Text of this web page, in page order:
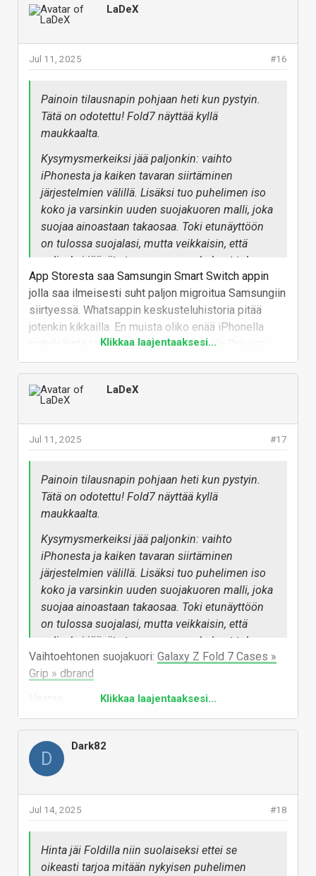
itselläni ja jaan mielelläni kokemuksia - kunhan
vekottimen saan käyttööni. Ihan kova, että saa uudet
puhelimeksi (en ostaisi tuon hintaista läppäriä),
mutta onneksi saa duunista melkein puoleen hintaan:
(?)
Kiinnostaa dex-käyttö myös 100% joten sillä tulee
Vastaa
LaDeX
#16
Jul 11, 2025
Painoin tilausnapin pohjaan heti kun pystyin.
Tätä on odotettu! Fold7 näyttää kyllä
maukkaalta.
Kysymysmerkeiksi jää paljonkin: vaihto
iPhonesta ja kaiken tavaran siirtäminen
järjestelmien välillä. Lisäksi tuo puhelimen iso
koko ja varsinkin uuden suojakuoren malli, joka
suojaa ainoastaan takaosaa. Toki etunäyttöön
on tulossa suojalasi, mutta veikkaisin, että
paljaaksi jäävät etuosan rungon kulmat tulee
ottamaan osumaa. Tässä käy varmasti
klassisesti, eli ensin ollaan olevinaan niin
varovaisia uuden puhelimen kanssa, kunnes se
into pikkuhiljaa hiipuu ja puhelimen tiputtelu
Ei ehkä jaksa aina pestä käsiä ennen kuin ottaa
luuria käteen: vanhaa kalikkaa tulee räplättyä
ties millasilla rasvanäpeillä.
itselläni ja jaan mielelläni kokemuksia - kunhan
uudet Galaxy Bud3 Prot kaupan päälle. Onhan
se kallis puhelimeksi (en ostaisi tuon hintaista
läppäriä), mutta onneksi saa duunista melkein
puoleen hintaan: jää itselle maksettavaa n.
1400€, joten ihan hyvä diili (?)
Kiinnostaa dex-käyttö myös 100% joten sillä
tulee varmasti kalikkaa testattua moneen
suuntaan.
App Storesta saa Samsungin Smart Switch appin
jolla saa ilmeisesti suht paljon migroitua Samsungiin
siirtyessä. Whatsappin keskusteluhistoria pitää
jotenkin kikkailla. En muista oliko enää iPhonella
mahdollista tehdä siitä backupia Google Driveen
kuten Androidissa.
Vastaa
Klikkaa laajentaaksesi...
LaDeX
#17
Jul 11, 2025
Painoin tilausnapin pohjaan heti kun pystyin.
Tätä on odotettu! Fold7 näyttää kyllä
maukkaalta.
Kysymysmerkeiksi jää paljonkin: vaihto
iPhonesta ja kaiken tavaran siirtäminen
järjestelmien välillä. Lisäksi tuo puhelimen iso
koko ja varsinkin uuden suojakuoren malli, joka
suojaa ainoastaan takaosaa. Toki etunäyttöön
on tulossa suojalasi, mutta veikkaisin, että
paljaaksi jäävät etuosan rungon kulmat tulee
ottamaan osumaa. Tässä käy varmasti
klassisesti, eli ensin ollaan olevinaan niin
varovaisia uuden puhelimen kanssa, kunnes se
into pikkuhiljaa hiipuu ja puhelimen tiputtelu
Ei ehkä jaksa aina pestä käsiä ennen kuin ottaa
luuria käteen: vanhaa kalikkaa tulee räplättyä
Tästä tulee siis ensimmäinen taittuva puhelin
vekottimen saan käyttööni. Ihan kova, että saa
uudet Galaxy Bud3 Prot kaupan päälle. Onhan
Vaihtoehtonen suojakuori: Galaxy Z Fold 7 Cases »
Grip » dbrand
Klikkaa laajentaaksesi...
D
Dark82
#18
Jul 14, 2025
Hinta jäi Foldilla niin suolaiseksi ettei se
oikeasti tarjoa mitään nykyisen puhelimen